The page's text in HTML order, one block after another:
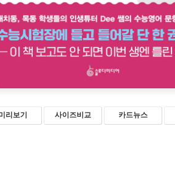
리보기 사이즈비교 카드뉴스